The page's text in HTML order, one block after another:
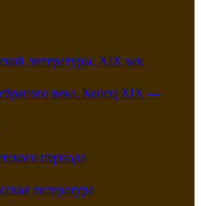
литературы, XIX век
века. Конец XIX —
периода
литература